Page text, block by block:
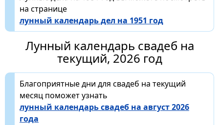
на странице
лунный календарь дел на 1951 год
Лунный календарь свадеб на
текущий, 2026 год
Благоприятные дни для свадеб на текущий
месяц поможет узнать
лунный календарь свадеб на август 2026
года